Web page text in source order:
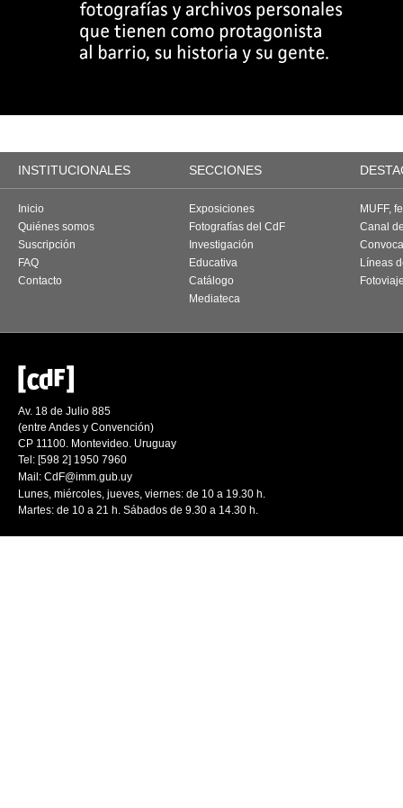
INSTITUCIONALES SECCIONES
Inicio
Quiénes somos
Suscripción
FAQ
Contacto
Exposiciones
Fotografías del CdF
Investigación
Educativa
Catálogo
Mediateca
MUFF,
Canal
Líneas
Av. 18 de Julio 885
(entre Andes y Convención)
CP 11100. Montevideo. Uruguay
Tel: [598 2] 1950 7960
Mail: CdF@imm.gub.uy
Lunes, miércoles, jueves, viernes: de 10 a 19.30 h.
Martes: de 10 a 21 h. Sábados de 9.30 a 14.30 h.